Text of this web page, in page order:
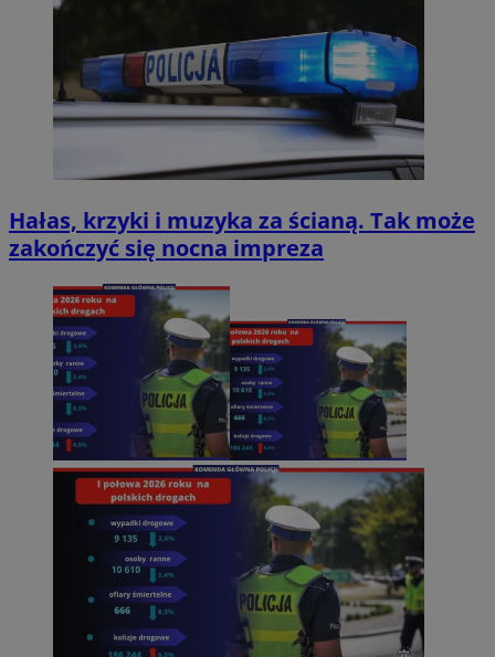
Hałas, krzyki i muzyka za ścianą. Tak może
zakończyć się nocna impreza